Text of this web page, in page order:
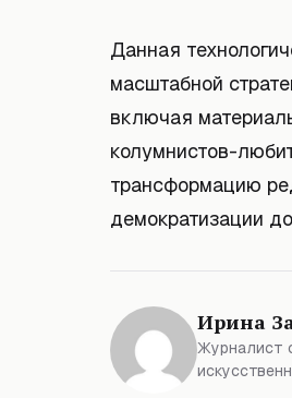
Данная
масштабной
включая
колумнистов-
трансформацию
демократизации
Ирина
Журналист